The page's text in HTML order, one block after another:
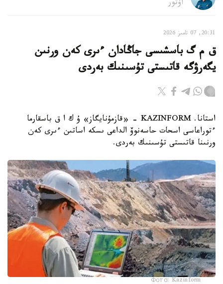
اۆتور
20:31, 07 تامىز 2026
ق م گ باسشىسى جاڭادان ءىرى كەن ورنىن
يگەرۋگە قاتىستى تۇسىنىك بەردى
استانا. KAZINFORM - «قازمۇنايگاز» ۇ ك ا ق باسقارما
ءتوراعاسى اسحات حاسەنوۆ الداعى ىسكە اساتىن ءىرى كەن
ورنىنا قاتىستى تۇسىنىك بەردى.
Фото: Kazinform